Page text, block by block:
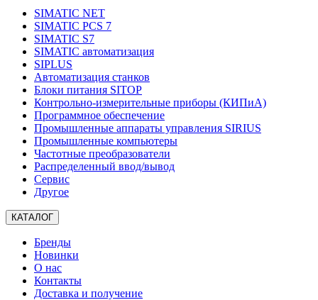
SIMATIC NET
SIMATIC PCS 7
SIMATIC S7
SIMATIC автоматизация
SIPLUS
Автоматизация станков
Блоки питания SITOP
Контрольно-измерительные приборы (КИПиА)
Программное обеспечение
Промышленные аппараты управления SIRIUS
Промышленные компьютеры
Частотные преобразователи
Распределенный ввод/вывод
Сервис
Другое
КАТАЛОГ
Бренды
Новинки
О нас
Контакты
Доставка и получение